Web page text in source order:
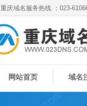
重庆域名服务热线 ：023-
网站首页 域名